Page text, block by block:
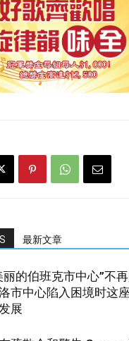
最新文章
丽的伯班克市中心”不
市中心陷入困境时这
展